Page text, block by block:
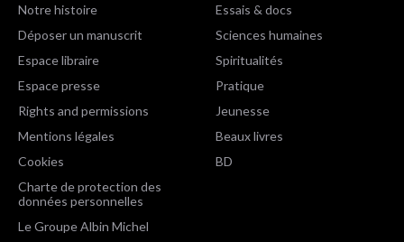
Notre histoire
Déposer un manuscrit
Espace libraire
Espace presse
Rights and permissions
Mentions légales
Cookies
Charte de protection des
données personnelles
Le Groupe Albin Michel
Essais & docs
Sciences humaines
Spiritualités
Pratique
Jeunesse
Beaux livres
BD